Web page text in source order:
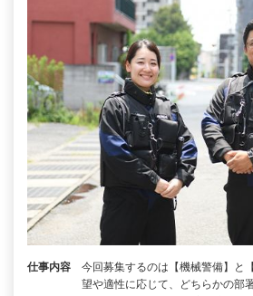
仕事内容
今回募集するのは【機械警備】と
望や適性に応じて、どちらかの